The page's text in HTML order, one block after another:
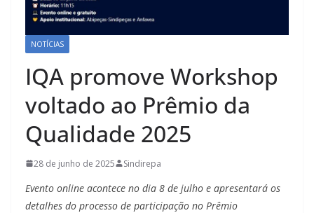
NOTÍCIAS
IQA promove Workshop
voltado ao Prêmio da
Qualidade 2025
28 de junho de 2025 Sindirepa
Evento online acontece no dia 8 de julho e apresentará os
detalhes do processo de participação no Prêmio